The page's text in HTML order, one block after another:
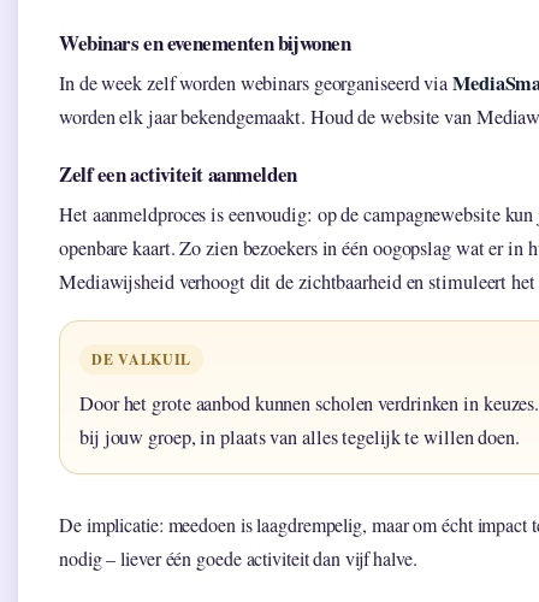
Webinars en evenementen bijwonen
In de week zelf worden webinars georganiseerd via
worden elk jaar bekendgemaakt. Houd de website van
Zelf een activiteit aanmelden
Het aanmeldproces is eenvoudig: op de campagnewebsite
openbare kaart. Zo zien bezoekers in één oogopslag wat er
Mediawijsheid verhoogt dit de zichtbaarheid en stimuleert
DE VALKUIL
Door het grote aanbod kunnen scholen verdrinken in
bij jouw groep, in plaats van alles tegelijk te willen doen.
De implicatie: meedoen is laagdrempelig, maar om écht impact
nodig – liever één goede activiteit dan vijf halve.